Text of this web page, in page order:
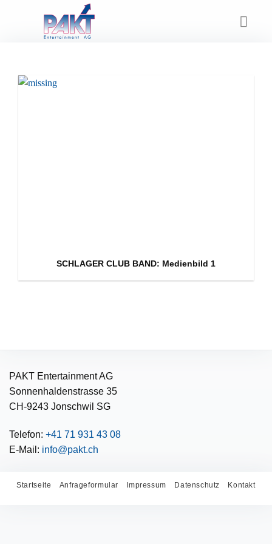
SCHLAGER CLUB BAND: Medienbild 1
PAKT Entertainment AG
Sonnenhaldenstrasse 35
CH-9243 Jonschwil SG
Telefon: +41 71 931 43 08
E-Mail: info@pakt.ch
Startseite Anfrageformular Impressum Datenschutz Kontakt